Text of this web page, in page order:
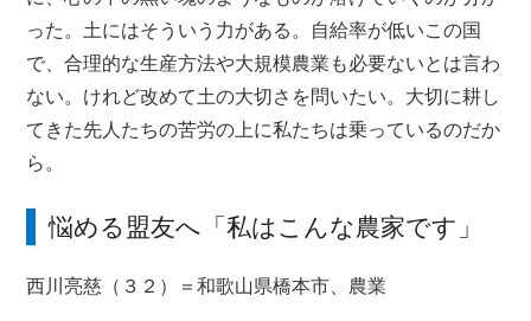
った。土にはそういう力がある。自給率が低いこの国
で、合理的な生産方法や大規模農業も必要ないとは言わ
ない。けれど改めて土の大切さを問いたい。大切に耕し
てきた先人たちの苦労の上に私たちは乗っているのだか
ら。
悩める盟友へ「私はこんな農家です」
西川亮慈（３２）＝和歌山県橋本市、農業